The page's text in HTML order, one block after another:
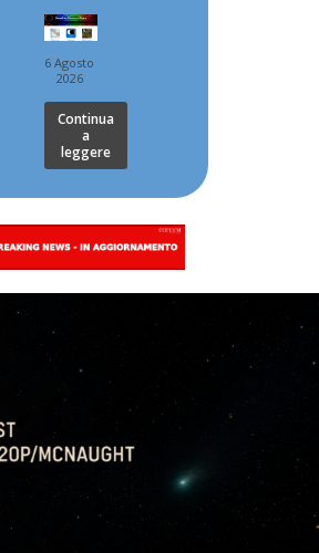
6 Agosto
2026
Continua
a
leggere